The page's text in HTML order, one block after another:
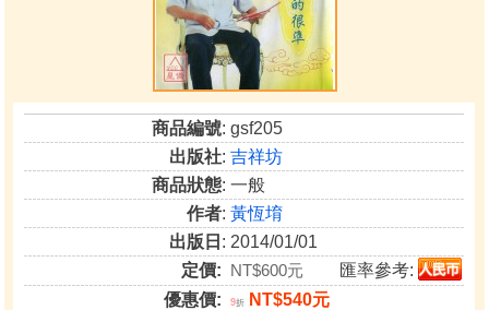
商品編號: gsf205
出版社:吉祥坊
商品狀態: 一般
作者:黃恆堉
出版日 : 2014/01/01
定價: NT$600元
匯率參考:
優惠價:
9折
NT$540元